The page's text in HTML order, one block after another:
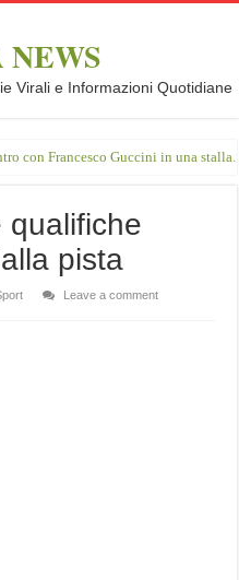
Virali e Informazioni Quotidiane
con Francesco Guccini in una
qualifiche
pista
Leave a comment